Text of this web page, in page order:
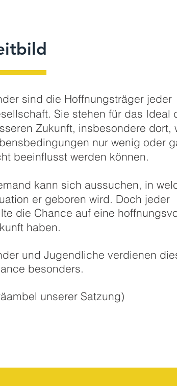
sind die Hoffnungsträger jeder
schaft. Sie stehen für das Ideal
Zukunft, insbesondere dort,
bedingungen nur wenig oder
beeinflusst werden können.
kann sich aussuchen, in
er geboren wird. Doch jeder
die Chance auf eine hoffnungs
haben.
und Jugendliche verdienen
besonders.
unserer Satzung)